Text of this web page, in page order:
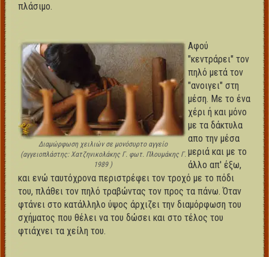
πλάσιμο.
Διαμώρφωση χειλιών σε μονόσυρτο αγγείο
(αγγειοπλάστης: Χατζηνικολάκης Γ. φωτ. Πλουμάκης Γ.
1989 )
Αφού
"κεντράρει" τον
πηλό μετά τον
"ανοιγει" στη
μέση. Με το ένα
χέρι ή και μόνο
με τα δάκτυλα
απο την μέσα
μεριά και με το
άλλο απ' έξω,
και ενώ ταυτόχρονα περιστρέφει τον τροχό με το πόδι
του, πλάθει τον πηλό τραβώντας τον προς τα πάνω. Όταν
φτάνει στο κατάλληλο ύψος άρχιζει την διαμόρφωση του
σχήματος που θέλει να του δώσει και στο τέλος του
φτιάχνει τα χείλη του.